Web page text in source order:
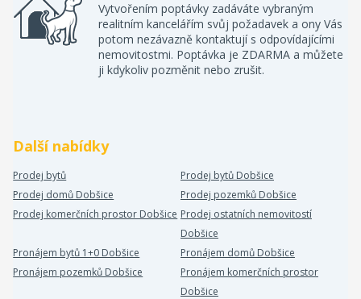
Vytvořením poptávky zadáváte vybraným
realitním kancelářím svůj požadavek a ony Vás
potom nezávazně kontaktují s odpovídajícími
nemovitostmi. Poptávka je ZDARMA a můžete
ji kdykoliv pozměnit nebo zrušit.
Další nabídky
Prodej bytů
Prodej bytů Dobšice
Prodej domů Dobšice
Prodej pozemků Dobšice
Prodej komerčních prostor Dobšice Prodej ostatních nemovitostí
Dobšice
Pronájem bytů 1+0 Dobšice
Pronájem domů Dobšice
Pronájem pozemků Dobšice
Pronájem komerčních prostor
Dobšice